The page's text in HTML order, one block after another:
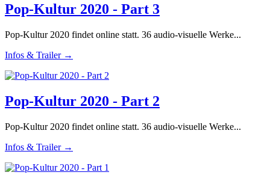
Pop-Kultur 2020 - Part 3
Pop-Kultur 2020 findet online statt. 36 audio-visuelle Werke...
Infos & Trailer →
Pop-Kultur 2020 - Part 2
Pop-Kultur 2020 findet online statt. 36 audio-visuelle Werke...
Infos & Trailer →